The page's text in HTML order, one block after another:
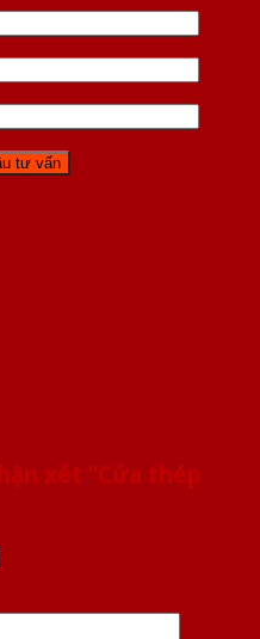
xét “Cửa thép